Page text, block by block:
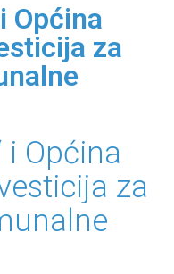
Općina
za
i Općina
za